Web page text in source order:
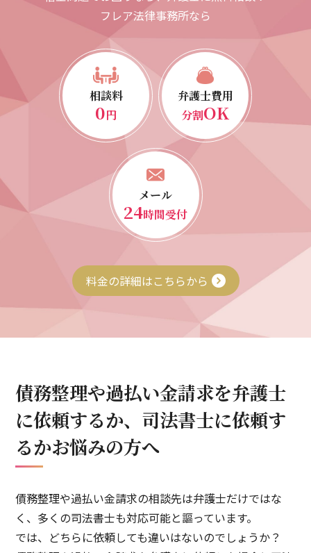
フレア法律事務所なら
相談料
0円
弁護士費用
分割OK
メール
24時間受付
料金の詳細はこちらから
債務整理や過払い金請求を弁護士
に依頼するか、司法書士に依頼す
るかお悩みの方へ
債務整理や過払い金請求の相談先は弁護士だけではな
く、多くの司法書士も対応可能と謳っています。
では、どちらに依頼しても違いはないのでしょうか？